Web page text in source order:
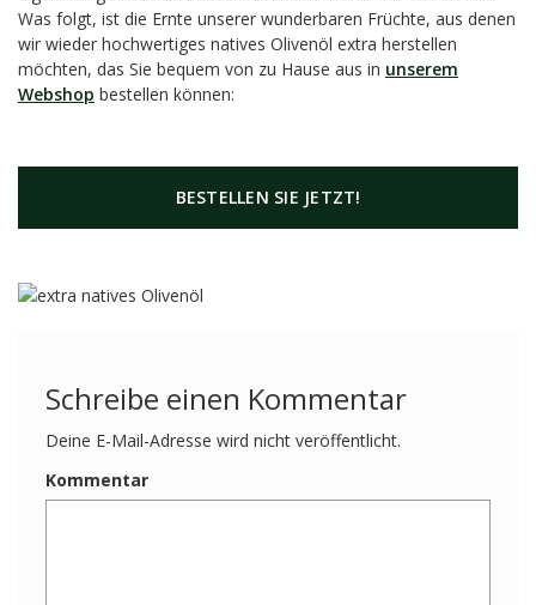
Was folgt, ist die Ernte unserer wunderbaren Früchte, aus denen
wir wieder hochwertiges natives Olivenöl extra herstellen
möchten, das Sie bequem von zu Hause aus in unserem
Webshop bestellen können:
BESTELLEN SIE JETZT!
Schreibe einen Kommentar
Deine E-Mail-Adresse wird nicht veröffentlicht.
Kommentar